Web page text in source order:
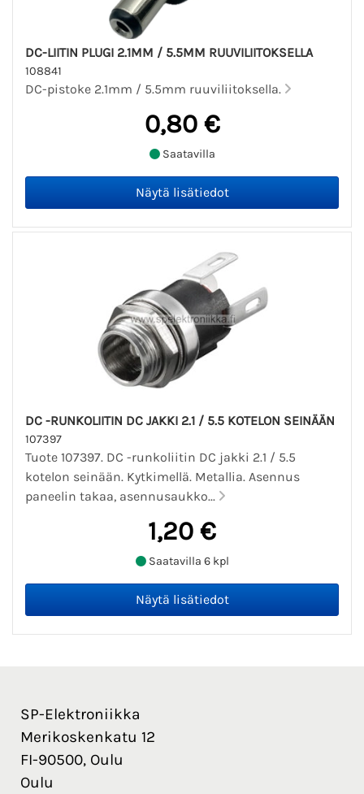
DC-LIITIN PLUGI 2.1MM / 5.5MM RUUVILIITOKSELLA
108841
DC-pistoke 2.1mm / 5.5mm ruuviliitoksella.
0,80 €
Saatavilla
DC -RUNKOLIITIN DC JAKKI 2.1 / 5.5 KOTELON SEINÄÄN
107397
Tuote 107397. DC -runkoliitin DC jakki 2.1 / 5.5
kotelon seinään. Kytkimellä. Metallia. Asennus
paneelin takaa, asennusaukko...
1,20 €
Saatavilla 6 kpl
SP-Elektroniikka
Merikoskenkatu 12
FI-90500, Oulu
Oulu